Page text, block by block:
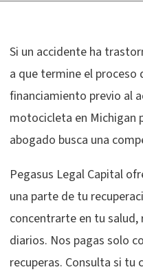
Si un accidente ha
a que termine el proceso
financiamiento previo al
motocicleta en Michigan
abogado busca una
Pegasus Legal Capital
una parte de tu
concentrarte en tu
diarios. Nos pagas solo
recuperas. Consulta si tu